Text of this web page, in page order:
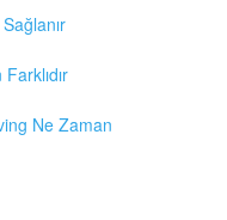
Ne Zaman